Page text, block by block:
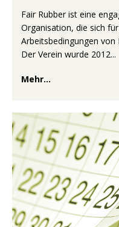
Fair Rubber ist eine
Organisation, die sich
Arbeitsbedingungen
Der Verein wurde 2012...
Mehr...